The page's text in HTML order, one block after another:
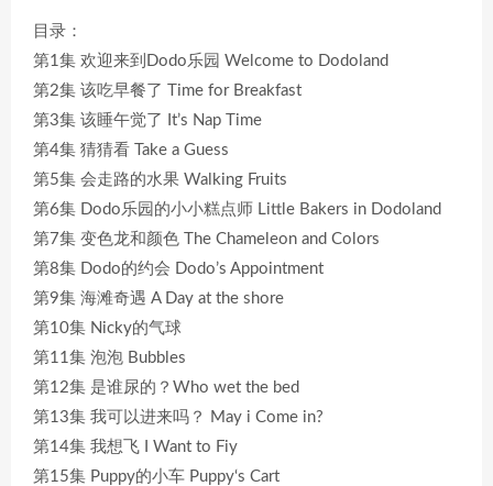
目录：
第1集 欢迎来到Dodo乐园 Welcome to Dodoland
第2集 该吃早餐了 Time for Breakfast
第3集 该睡午觉了 It’s Nap Time
第4集 猜猜看 Take a Guess
第5集 会走路的水果 Walking Fruits
第6集 Dodo乐园的小小糕点师 Little Bakers in Dodoland
第7集 变色龙和颜色 The Chameleon and Colors
第8集 Dodo的约会 Dodo’s Appointment
第9集 海滩奇遇 A Day at the shore
第10集 Nicky的气球
第11集 泡泡 Bubbles
第12集 是谁尿的？Who wet the bed
第13集 我可以进来吗？ May i Come in?
第14集 我想飞 I Want to Fiy
第15集 Puppy的小车 Puppy‘s Cart